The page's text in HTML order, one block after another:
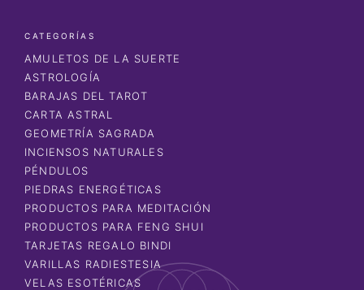
CATEGORÍAS
AMULETOS DE LA SUERTE
ASTROLOGÍA
BARAJAS DEL TAROT
CARTA ASTRAL
GEOMETRÍA SAGRADA
INCIENSOS NATURALES
PÉNDULOS
PIEDRAS ENERGÉTICAS
PRODUCTOS PARA MEDITACIÓN
PRODUCTOS PARA FENG SHUI
TARJETAS REGALO BINDI
VARILLAS RADIESTESIA
VELAS ESOTÉRICAS